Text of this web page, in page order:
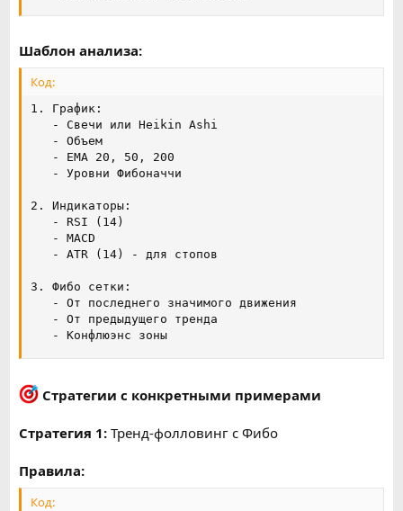
Шаблон анализа:
Код:
1. График:
   - Свечи или Heikin Ashi
   - Объем
   - EMA 20, 50, 200
   - Уровни Фибоначчи
2. Индикаторы:
   - RSI (14)
   - MACD
   - ATR (14) - для стопов
3. Фибо сетки:
   - От последнего значимого движения
   - От предыдущего тренда
   - Конфлюэнс зоны
Стратегии с конкретными примерами
Стратегия 1: Тренд-фолловинг с Фибо
Правила:
Код: